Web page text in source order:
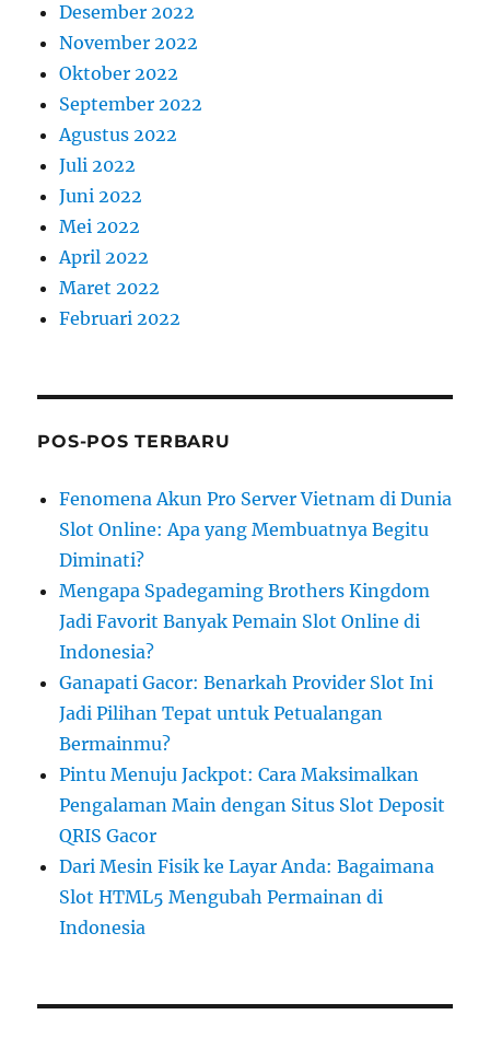
Desember 2022
November 2022
Oktober 2022
September 2022
Agustus 2022
Juli 2022
Juni 2022
Mei 2022
April 2022
Maret 2022
Februari 2022
POS-POS TERBARU
Fenomena Akun Pro Server Vietnam di Dunia
Slot Online: Apa yang Membuatnya Begitu
Diminati?
Mengapa Spadegaming Brothers Kingdom
Jadi Favorit Banyak Pemain Slot Online di
Indonesia?
Ganapati Gacor: Benarkah Provider Slot Ini
Jadi Pilihan Tepat untuk Petualangan
Bermainmu?
Pintu Menuju Jackpot: Cara Maksimalkan
Pengalaman Main dengan Situs Slot Deposit
QRIS Gacor
Dari Mesin Fisik ke Layar Anda: Bagaimana
Slot HTML5 Mengubah Permainan di
Indonesia